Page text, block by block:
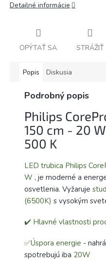
Detailné informácie
OPÝTAŤ SA STRÁŽIŤ
Popis Diskusia
Podrobný popis
Philips
150 cm - 20
500 K
LED trubica Philips
W , je moderné a
osvetlenia. Vyžaruje
(6500K) s vysokým
✔️ Hlavné vlastnosti
✅Úspora energie -
spotrebujú iba 20W